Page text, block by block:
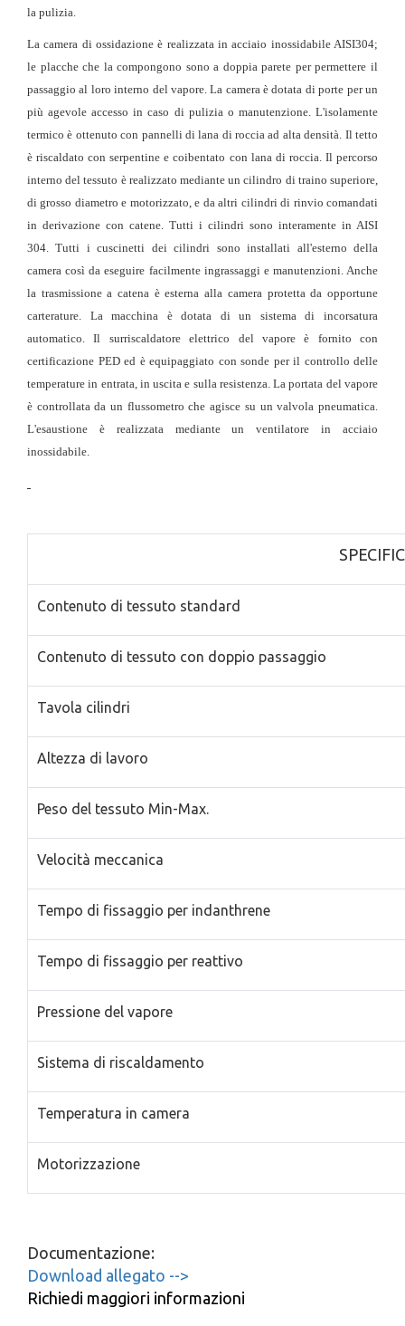
la pulizia.
La camera di ossidazione è realizzata in acciaio inossidabile AISI304;
le placche che la compongono sono a doppia parete per permettere il
passaggio al loro interno del vapore. La camera è dotata di porte per un
più agevole accesso in caso di pulizia o manutenzione. L'isolamente
termico è ottenuto con pannelli di lana di roccia ad alta densità. Il tetto
è riscaldato con serpentine e coibentato con lana di roccia. Il percorso
interno del tessuto è realizzato mediante un cilindro di traino superiore,
di grosso diametro e motorizzato, e da altri cilindri di rinvio comandati
in derivazione con catene. Tutti i cilindri sono interamente in AISI
304. Tutti i cuscinetti dei cilindri sono installati all'esterno della
camera così da eseguire facilmente ingrassaggi e manutenzioni. Anche
la trasmissione a catena è esterna alla camera protetta da opportune
carterature. La macchina è dotata di un sistema di incorsatura
automatico. Il surriscaldatore elettrico del vapore è fornito con
certificazione PED ed è equipaggiato con sonde per il controllo delle
temperature in entrata, in uscita e sulla resistenza. La portata del vapore
è controllata da un flussometro che agisce su un valvola pneumatica.
L'esaustione è realizzata mediante un ventilatore in acciaio
inossidabile.
Contenuto di tessuto standard
Contenuto di tessuto con doppio passaggio
Tavola cilindri
Altezza di lavoro
Peso del tessuto Min-Max.
Velocità meccanica
Tempo di fissaggio per indanthrene
Tempo di fissaggio per reattivo
Pressione del vapore
Sistema di riscaldamento
Temperatura in camera
Motorizzazione
Documentazione:
Download allegato -->
Richiedi maggiori informazioni